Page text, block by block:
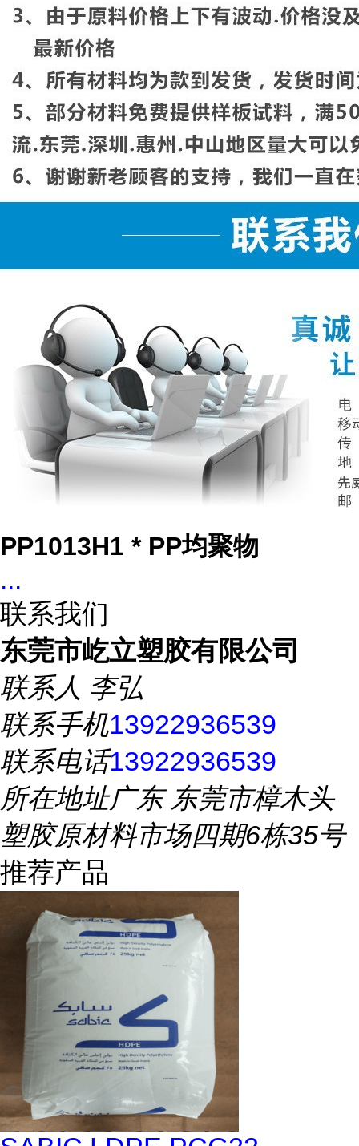
PP1013H1 * PP均聚物
...
联系我们
东莞市屹立塑胶有限公司
联系人 李弘
联系手机13922936539
联系电话13922936539
所在地址广东 东莞市樟木头
塑胶原材料市场四期6栋35号
推荐产品